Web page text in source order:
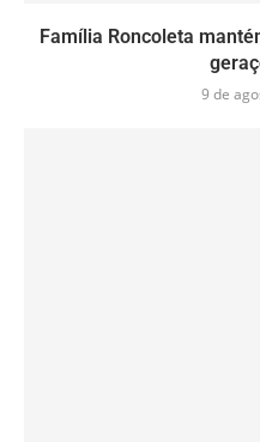
Família Roncoleta
9 de